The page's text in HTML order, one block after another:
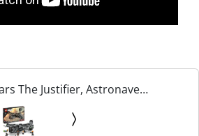
The Justifier, Astronave
con Minifigure Cad Bane e
per Bambini, Bambine,